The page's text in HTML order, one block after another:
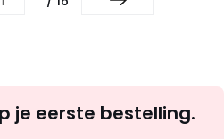
zoek
je eerste bestelling.